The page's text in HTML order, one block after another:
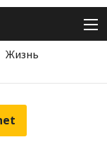
Жизнь